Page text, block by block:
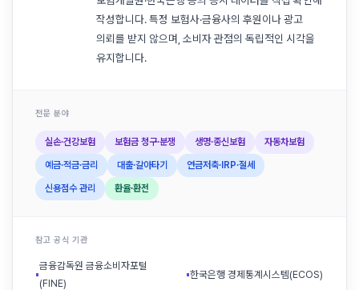
작성합니다. 특정 보험사·금융사의 후원이나 광고
의뢰를 받지 않으며, 소비자 관점의 독립적인 시각을
유지합니다.
전문 분야
실손·건강보험 보험금 청구·분쟁 생명·종신보험 자동차보험
예금·적금·금리 대출·갈아타기 연금저축·IRP·절세
신용점수 관리 환율·환전
참고 공식 기관
▪
금융감독원 금융소비자포털
(FINE)
▪한국은행 경제통계시스템(ECOS)